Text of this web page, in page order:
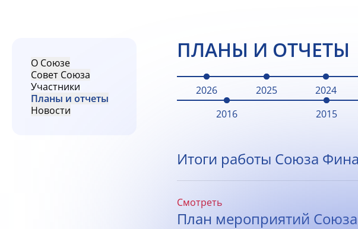
О Союзе
Совет Союза
Участники
Планы и отчеты
Новости
ПЛАНЫ И ОТЧЕТЫ
2026 2025 2024
2016
2015
Итоги работы Союза
Смотреть
План мероприятий Союза